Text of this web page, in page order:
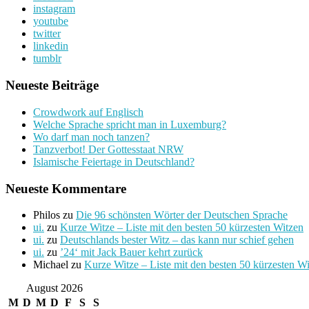
instagram
youtube
twitter
linkedin
tumblr
Neueste Beiträge
Crowdwork auf Englisch
Welche Sprache spricht man in Luxemburg?
Wo darf man noch tanzen?
Tanzverbot! Der Gottesstaat NRW
Islamische Feiertage in Deutschland?
Neueste Kommentare
Philos zu Die 96 schönsten Wörter der Deutschen Sprache
ui. zu Kurze Witze – Liste mit den besten 50 kürzesten Witzen
ui. zu Deutschlands bester Witz – das kann nur schief gehen
ui. zu ’24‘ mit Jack Bauer kehrt zurück
Michael zu Kurze Witze – Liste mit den besten 50 kürzesten
August 2026
M D M D F S
S